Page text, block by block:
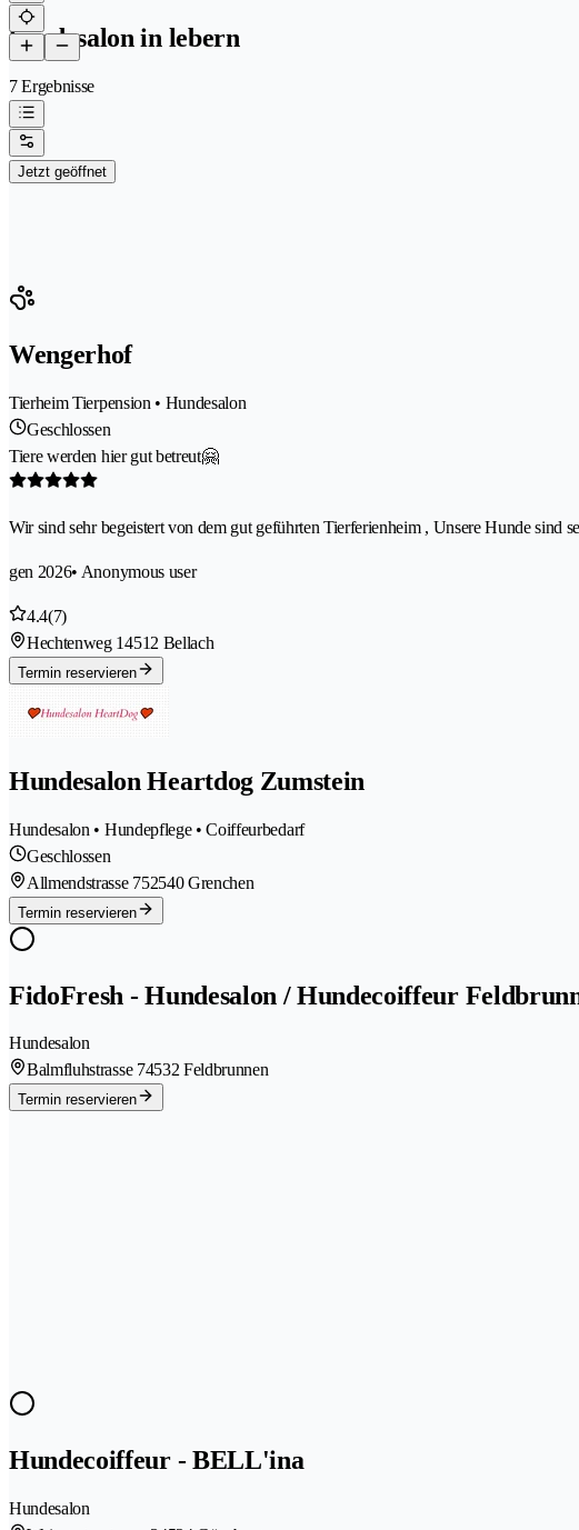
hundesalon in lebern
7 Ergebnisse
Jetzt geöffnet
Wengerhof
Tierheim Tierpension • Hundesalon
Geschlossen
Tiere werden hier gut betreut🤗
Wir sind sehr begeistert von dem gut geführten Tierferienheim , Unsere Hunde sind
gen 2026• Anonymous user
4.4(7)
Hechtenweg 14512 Bellach
Termin reservieren
Hundesalon Heartdog Zumstein
Hundesalon • Hundepflege • Coiffeurbedarf
Geschlossen
Allmendstrasse 752540 Grenchen
Termin reservieren
FidoFresh - Hundesalon / Hundecoiffeur
Hundesalon
Balmfluhstrasse 74532 Feldbrunnen
Termin reservieren
Hundecoiffeur - BELL'ina
Hundesalon